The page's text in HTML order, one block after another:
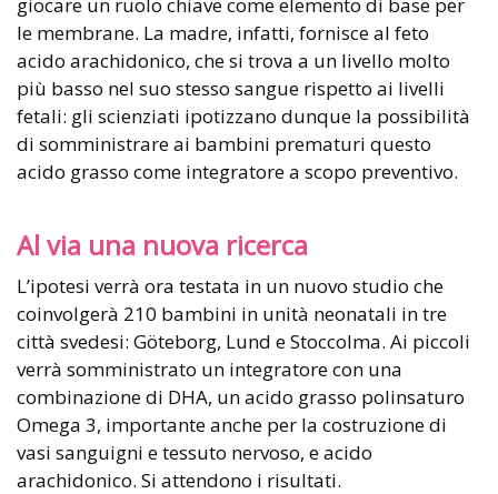
le membrane. La madre, infatti, fornisce al feto
acido arachidonico, che si trova a un livello molto
più basso nel suo stesso sangue rispetto ai livelli
fetali: gli scienziati ipotizzano dunque la possibilità
di somministrare ai bambini prematuri questo
acido grasso come integratore a scopo preventivo.
Al via una nuova ricerca
L’ipotesi verrà ora testata in un nuovo studio che
coinvolgerà 210 bambini in unità neonatali in tre
città svedesi: Göteborg, Lund e Stoccolma. Ai piccoli
verrà somministrato un integratore con una
combinazione di DHA, un acido grasso polinsaturo
Omega 3, importante anche per la costruzione di
vasi sanguigni e tessuto nervoso, e acido
arachidonico. Si attendono i risultati.